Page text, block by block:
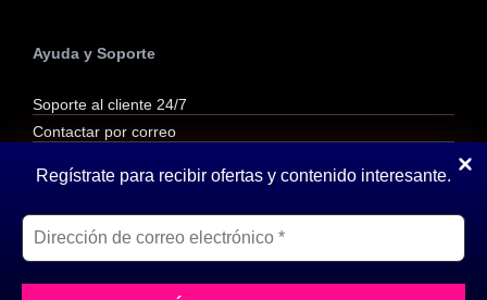
Regístrate para recibir ofertas y contenido interesante.
Ayuda y Soporte
Soporte al cliente 24/7
Contactar por correo
Reembolsos y Devoluciones
Inicio»Los plugins más útiles y populares para
WordPress